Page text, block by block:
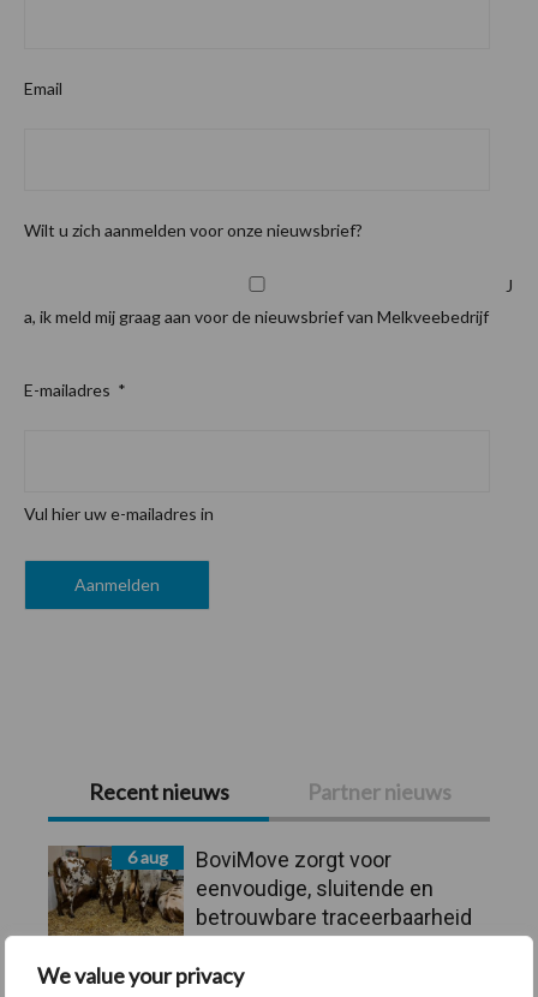
We value your privacy
Email
Wilt u zich aanmelden voor onze nieuwsbrief?
J
a, ik meld mij graag aan voor de nieuwsbrief van Melkveebedrijf
E-mailadres *
Vul hier uw e-mailadres in
Primaire
Sidebar
Recent nieuws Partner nieuws
6 aug
BoviMove zorgt voor
eenvoudige, sluitende en
betrouwbare traceerbaarheid